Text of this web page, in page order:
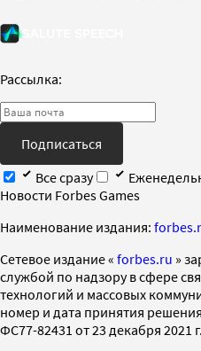
Рассылка:
Подписаться
Все сразу
Новости Forbes Games
Наименование издания:
Cетевое издание « forbes.ru »
службой по надзору в сфере
технологий и массовых
номер и дата принятия
ФС77-82431 от 23 декабря 2021 г.